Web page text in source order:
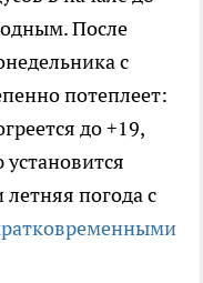
После
с
потеплеет:
до +19,
установится
погода с